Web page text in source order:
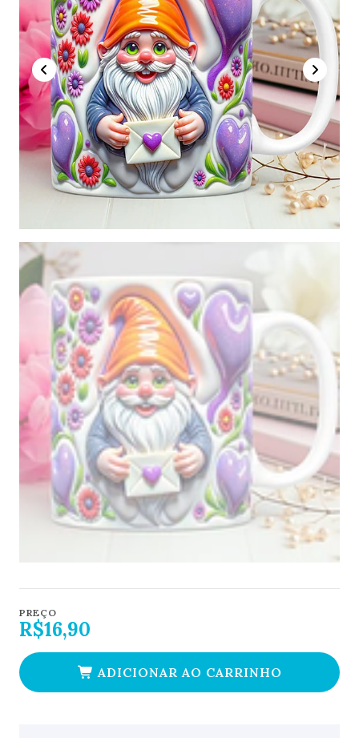
PREÇO
R$16,90
ADICIONAR AO CARRINHO